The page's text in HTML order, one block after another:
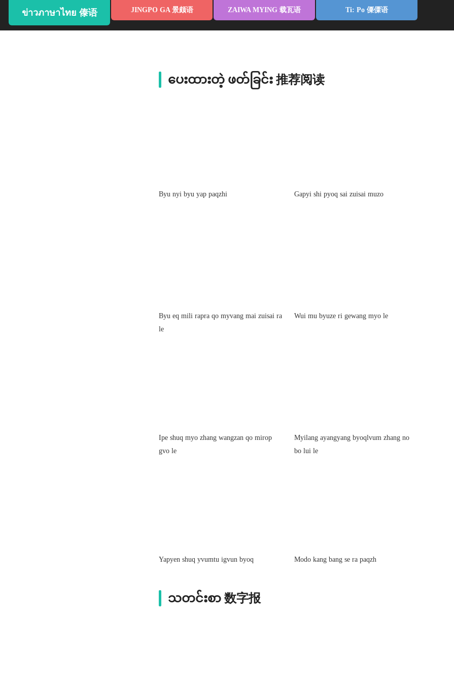
ข่าวภาษาไทย 傣语 JINGPO GA 景颇语 ZAIWA MYING 载瓦语 Ti: Po 傈僳语
ပေးထားတဲ့ ဖတ်ခြင်း 推荐阅读
Byu nyi byu yap paqzhi Gapyi shi pyoq sai zuisai muzo
Byu eq mili rapra qo myvang mai zuisai ra
le
Wui mu byuze ri gewang myo le
Ipe shuq myo zhang wangzan qo mirop
gvo le
Myilang ayangyang byoqlvum zhang no
bo lui le
Yapyen shuq yvumtu igvun byoq Modo kang bang se ra paqzh
သတင်းစာ 数字报